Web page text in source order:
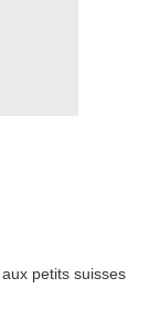
petits suisses